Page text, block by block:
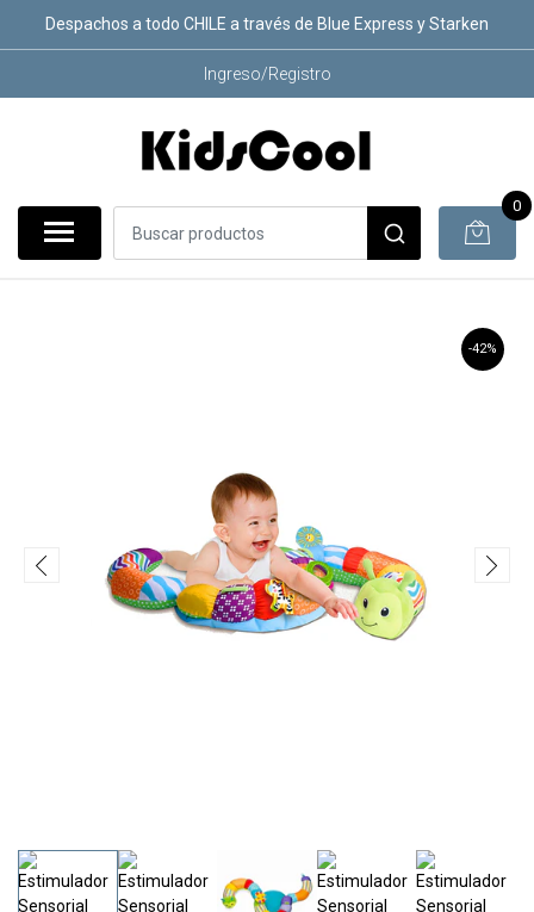
Despachos a todo CHILE a través de Blue Express y Starken
Ingreso/Registro
0
-42%